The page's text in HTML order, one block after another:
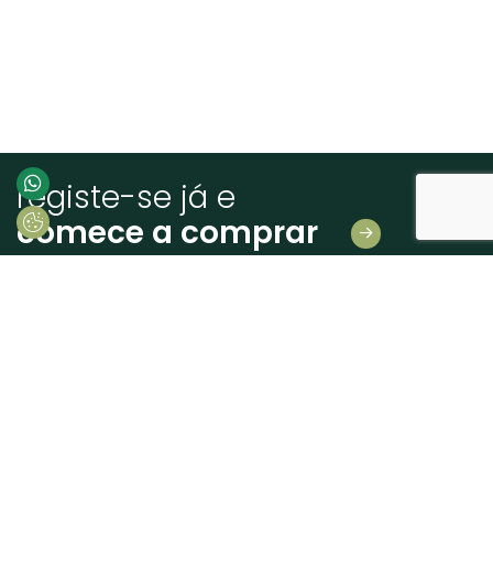
registe-se já e
comece a comprar